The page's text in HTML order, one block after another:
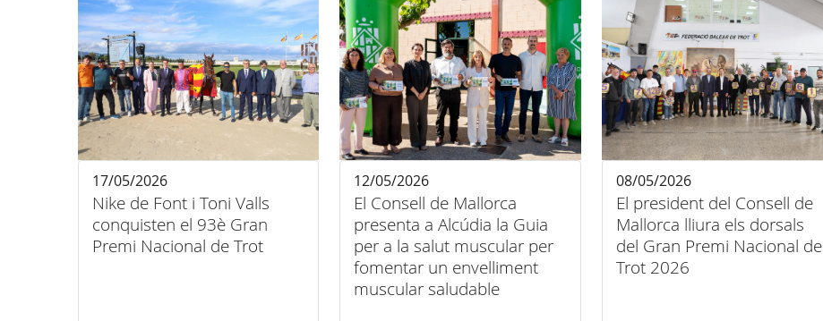
Nike de Font i Toni Valls
conquisten el 93è Gran
Premi Nacional de Trot
17/05/2026
El Consell de Mallorca
presenta a Alcúdia la Guia
per a la salut muscular per
fomentar un envelliment
muscular saludable
12/05/2026
El president del Consell de
Mallorca lliura els dorsals
del Gran Premi Nacional de
Trot 2026
08/05/2026